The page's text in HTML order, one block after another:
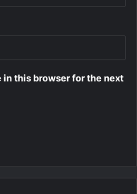
this browser for the next